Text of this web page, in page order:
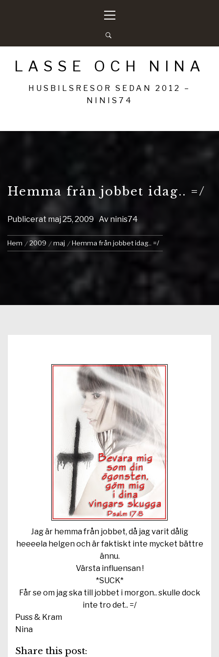
meny
LASSE OCH NINA
HUSBILSRESOR SEDAN 2012 –
NINIS74
Hemma från jobbet idag.. =/
Publicerat maj 25, 2009 Av ninis74
Hem 2009 maj Hemma från jobbet idag.. =/
Jag är hemma från jobbet, då jag varit dålig
heeeela helgen och är faktiskt inte mycket bättre
ännu.
Värsta influensan !
*SUCK*
Får se om jag ska till jobbet i morgon.. skulle dock
inte tro det.. =/
Puss & Kram
Nina
Share this post: